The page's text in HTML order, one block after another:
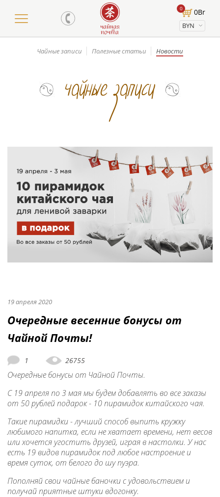
0 0Br
BYN
Чайные записи Полезные статьи Новости
чайные записи
19 апреля 2020
Очередные весенние бонусы от
Чайной Почты!
1 26755
Очередные бонусы от Чайной Почты.
С 19 апреля по 3 мая мы будем добавлять во все заказы
от 50 рублей подарок - 10 пирамидок китайского чая.
Такие пирамидки - лучший способ выпить кружку
любимого напитка, если не хватает времени, нет весов
или хочется угостить друзей, играя в настолки. У нас
есть 19 видов пирамидок под любое настроение и
время суток, от белого до шу пуэра.
Пополняй свои чайные баночки с удовольствием и
получай приятные штуки вдогонку.